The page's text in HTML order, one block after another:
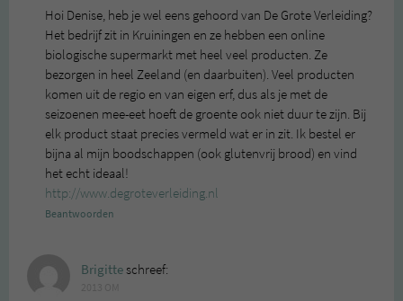
Hoi Denise, heb je wel eens gehoord van De Grote Verleiding?
Het bedrijf zit in Kruiningen en ze hebben een online
biologische supermarkt met heel veel producten. Ze
bezorgen in heel Zeeland (en daarbuiten). Veel producten
komen uit de regio en van eigen erf, dus als je met de
seizoenen mee-eet hoeft de groente ook niet duur te zijn. Bij
elk product staat precies vermeld wat er in zit. Ik bestel er
bijna al mijn boodschappen (ook glutenvrij brood) en vind
het echt ideaal!
http://www.degroteverleiding.nl
Beantwoorden
Brigitteschreef: